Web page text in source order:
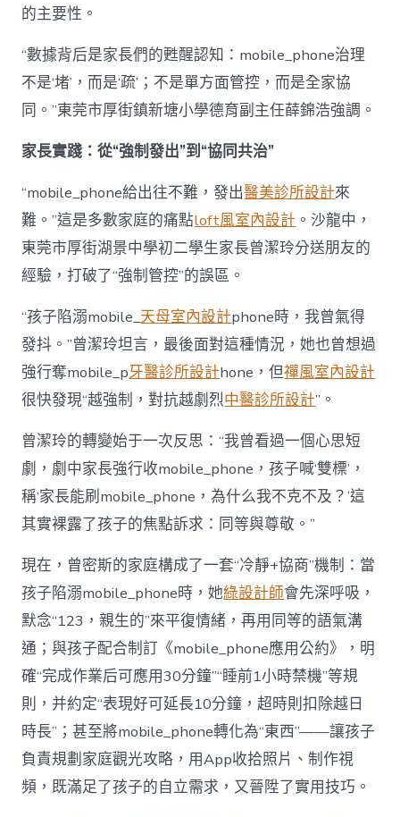
的主要性。
“數據背后是家長們的甦醒認知：mobile_phone治理
不是‘堵’，而是‘疏’；不是單方面管控，而是全家協
同。”東莞市厚街鎮新塘小學德育副主任薛錦浩強調。
家長實踐：從“強制發出”到“協同共治”
“mobile_phone給出往不難，發出醫美診所設計來
難。”這是多數家庭的痛點loft風室內設計 。沙龍中，
東莞市厚街湖景中學初二學生家長曾潔玲分送朋友的
經驗，打破了“強制管控”的誤區。
“孩子陷溺mobile_天母室內設計phone時，我曾氣得
發抖。”曾潔玲坦言，最後面對這種情況，她也曾想過
強行奪mobile_p牙醫診所設計hone，但禪風室內設計
很快發現“越強制，對抗越劇烈中醫診所設計”。
曾潔玲的轉變始于一次反思：“我曾看過一個心思短
劇，劇中家長強行收mobile_phone，孩子喊‘雙標’，
稱‘家長能刷mobile_phone，為什么我不克不及？’這
其實裸露了孩子的焦點訴求：同等與尊敬。”
現在，曾密斯的家庭構成了一套“冷靜+協商”機制：當
孩子陷溺mobile_phone時，她綠設計師會先深呼吸，
默念“123，親生的”來平復情緒，再用同等的語氣溝
通；與孩子配合制訂《mobile_phone應用公約》，明
確“完成作業后可應用30分鐘”“睡前1小時禁機”等規
則，并約定“表現好可延長10分鐘，超時則扣除越日
時長”；甚至將mobile_phone轉化為“東西”——讓孩子
負責規劃家庭觀光攻略，用App收拾照片、制作視
頻，既滿足了孩子的自立需求，又晉陞了實用技巧。